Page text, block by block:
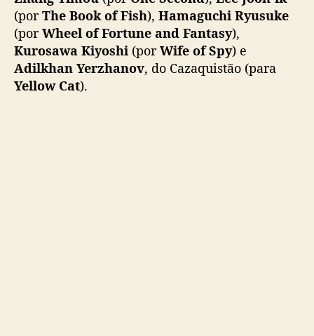
(porThe Book of Fish), Hamaguchi Ryusuke
(porWheel of Fortune and Fantasy),
Kurosawa Kiyoshi (porWife of Spy) e
Adilkhan Yerzhanov, do Cazaquistão (para
Yellow Cat).